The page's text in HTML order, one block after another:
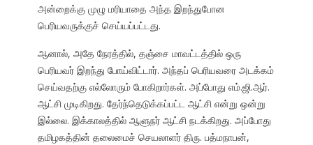
அன்றைக்கு முழு மரியாதை அந்த இறந்துபோன
பெரியவருக்குச் செய்யப்பட்டது.
ஆனால், அதே நேரத்தில், தஞ்சை மாவட்டத்தில் ஒரு
பெரியவர் இறந்து போய்விட்டார். அந்தப் பெரியவரை அடக்கம்
செய்வதற்கு எல்லோரும் போகிறார்கள். அப்போது எம்.ஜி.ஆர்.
ஆட்சி முடிகிறது. தேர்ந்தெடுக்கப்பட்ட ஆட்சி என்று ஒன்று
இல்லை. இக்காலத்தில் ஆளுநர் ஆட்சி நடக்கிறது. அப்போது
தமிழகத்தின் தலைமைச் செயலாளர் திரு. பத்மநாபன்,